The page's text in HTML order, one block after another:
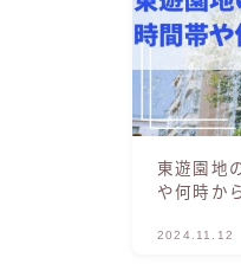
東遊園地
や何時か
2024.11.12